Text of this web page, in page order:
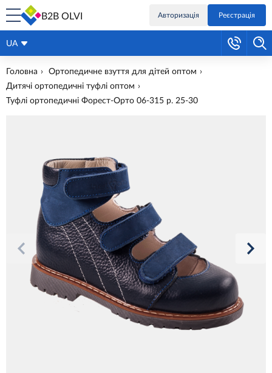
B2B OLVI Авторизація Реєстрація
UA
Головна
Ортопедичне взуття для дітей оптом
Дитячі ортопедичні туфлі оптом
Туфлі ортопедичні Форест-Орто 06-315 р. 25-30